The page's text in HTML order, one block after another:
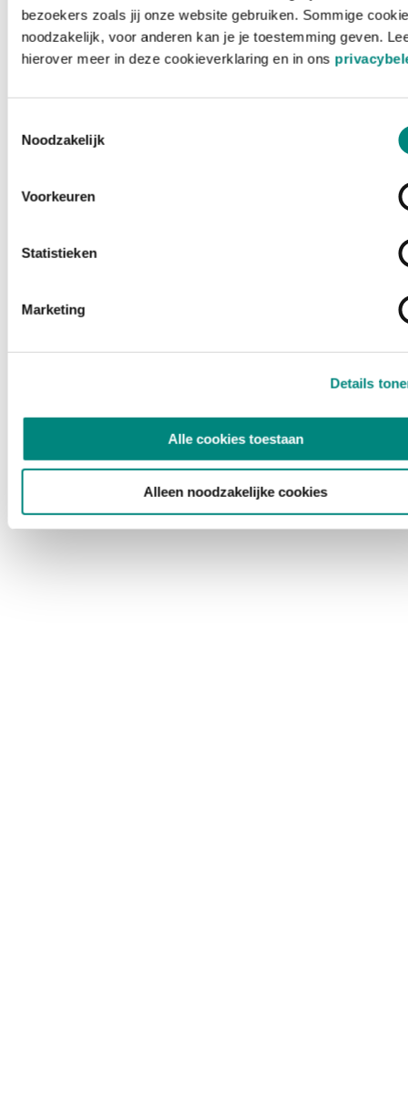
bezoekers zoals jij onze website gebruiken. Sommige
noodzakelijk, voor anderen kan je je toestemming geven.
hierover meer in deze cookieverklaring en in ons
Noodzakelijk
Voorkeuren
Statistieken
Marketing
Details
Alle cookies toestaan
Alleen noodzakelijke cookies